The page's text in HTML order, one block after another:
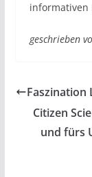
informativen
geschrieben
Faszination
Citizen
und fürs